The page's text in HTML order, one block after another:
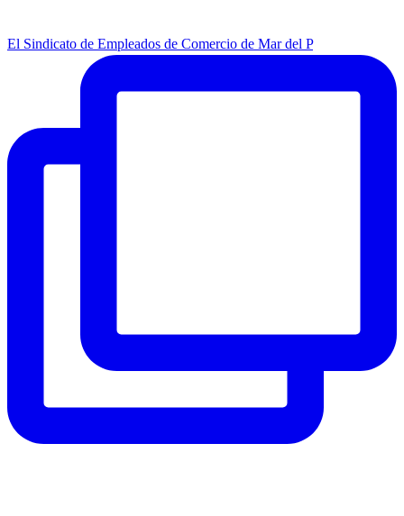
El Sindicato de Empleados de Comercio de Mar del P